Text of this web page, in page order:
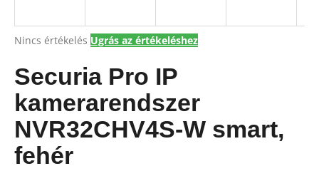
A
átlagos
értékelése
5-
ből
0,0
csillag.
Nincs értékelés Ugrás az értékeléshez
Securia Pro IP
kamerarendszer
NVR32CHV4S-W smart,
fehér
A
á
n
j
u
k